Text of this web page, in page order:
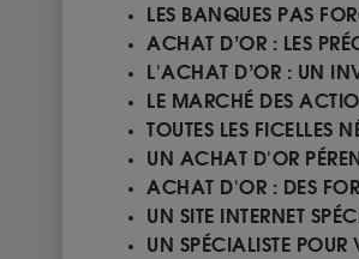
LES BANQUES PAS
ACHAT D’OR : LES
L'ACHAT D’OR : UN
LE MARCHÉ DES
TOUTES LES FICELLES
UN ACHAT D'OR
ACHAT D'OR : DES
UN SITE INTERNET
UN SPÉCIALISTE